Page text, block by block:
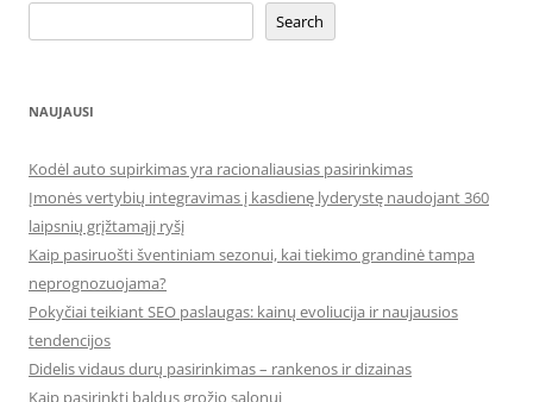
Search
NAUJAUSI
Kodėl auto supirkimas yra racionaliausias pasirinkimas
Įmonės vertybių integravimas į kasdienę lyderystę naudojant 360
laipsnių grįžtamąjį ryšį
Kaip pasiruošti šventiniam sezonui, kai tiekimo grandinė tampa
neprognozuojama?
Pokyčiai teikiant SEO paslaugas: kainų evoliucija ir naujausios
tendencijos
Didelis vidaus durų pasirinkimas – rankenos ir dizainas
Kaip pasirinkti baldus grožio salonui